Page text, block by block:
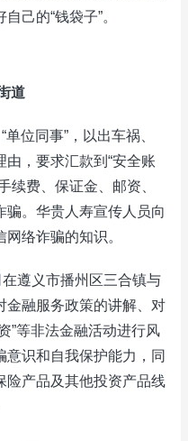
己的“钱袋子”。
道
位同事”，以出车祸、
，要求汇款到“安全账
续费、保证金、邮资、
骗。华贵人寿宣传人员向
络诈骗的知识。
遵义市播州区三合镇与
金融服务政策的讲解、对
”等非法金融活动进行风
意识和自我保护能力，同
险产品及其他投资产品线